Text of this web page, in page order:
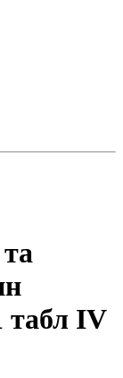
табл IV